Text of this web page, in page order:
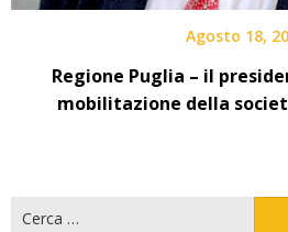
Agosto 18,
Regione Puglia – il
mobilitazione della